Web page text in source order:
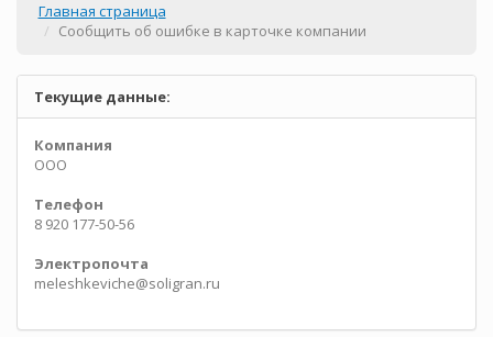
Главная страница
Сообщить об ошибке в карточке компании
Текущие данные:
Компания
ООО
Телефон
8 920 177-50-56
Электропочта
meleshkeviche@soligran.ru